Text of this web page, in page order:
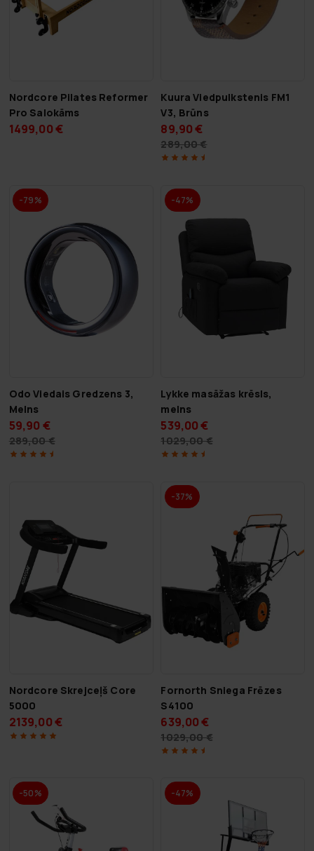
Nordcore Pilates Reformer
Pro Salokāms
1499,00 €
Kuura Viedpulkstenis FM1
V3, Brūns
89,90 €
289,00 €
-79%
Odo Viedais Gredzens 3,
Melns
59,90 €
289,00 €
-47%
Lykke masāžas krēsls,
melns
539,00 €
1029,00 €
Nordcore Skrejceļš Core
5000
2139,00 €
-37%
Fornorth Sniega Frēzes
S4100
639,00 €
1029,00 €
-50% -47%